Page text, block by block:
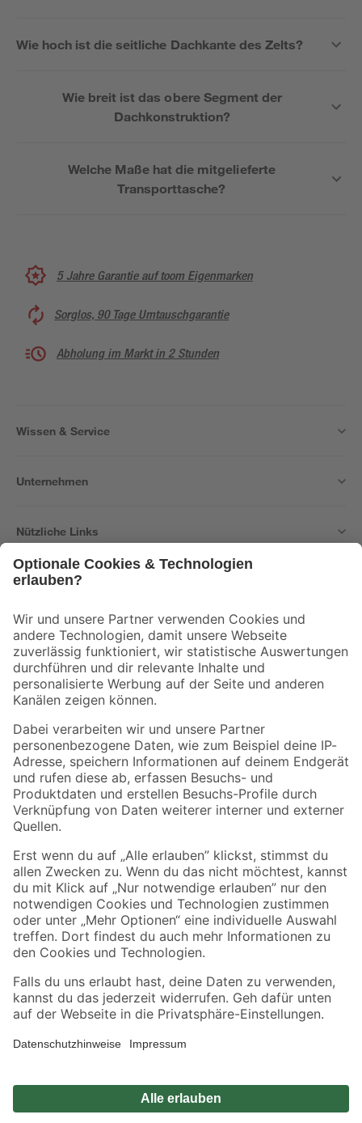
Wie hoch ist die seitliche Dachkante des Zelts?
Wie breit ist das obere Segment der
Dachkonstruktion?
Welche Maße hat die mitgelieferte
Transporttasche?
5 Jahre Garantie auf toom Eigenmarken
Sorglos, 90 Tage Umtauschgarantie
Abholung im Markt in 2 Stunden
Wissen & Service
Unternehmen
Nützliche Links
Der toom Newsletter: Keine Angebote und Aktionen mehr verpassen!
Zur Newsletter Anmeldung
Folge uns
Zahlungsarten Versandarten
Sicher einkaufen
Jetzt die toom-App herunterladen
Alle Preisangaben in EUR inkl. gesetzl. MwSt.. Die dargestellten Angebote sind unter
Umständen nicht in allen Märkten verfügbar. Die angegebenen Verfügbarkeiten beziehen
Produkte nur solange der Vorrat reicht.
*Paketversand ab 59 € versandkostenfrei, gilt nicht für Artikel mit Speditionsversand, hier
Privatsphäre Impressum
Nutzungsbedingungen
Widerrufsrecht Vertrag widerrufen